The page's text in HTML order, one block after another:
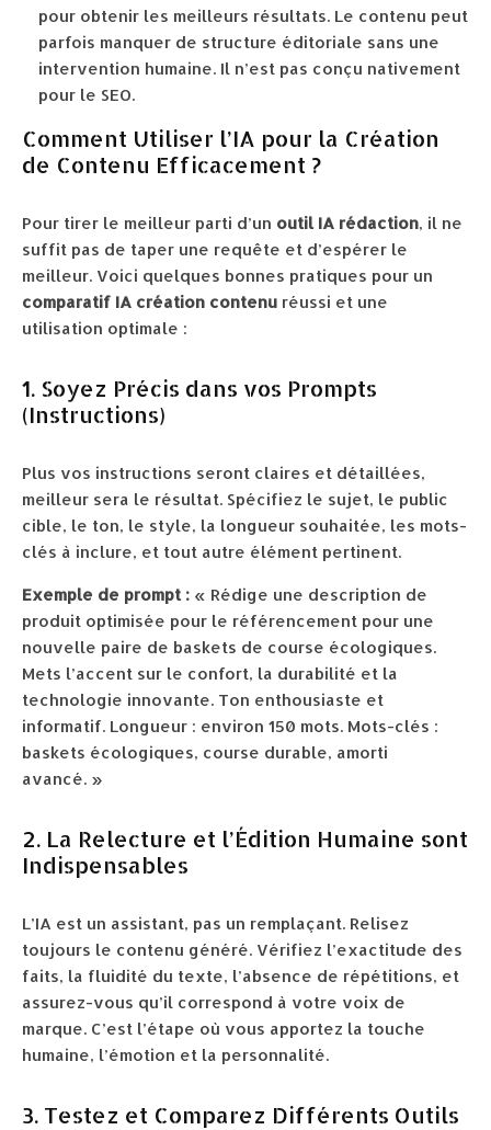
pour obtenir les meilleurs résultats. Le contenu peut
parfois manquer de structure éditoriale sans une
intervention humaine. Il n’est pas conçu nativement
pour le SEO.
Comment Utiliser l’IA pour la Création
de Contenu Efficacement ?
Pour tirer le meilleur parti d’un outil IA rédaction, il ne
suffit pas de taper une requête et d’espérer le
meilleur. Voici quelques bonnes pratiques pour un
comparatif IA création contenu réussi et une
utilisation optimale :
1. Soyez Précis dans vos Prompts
(Instructions)
Plus vos instructions seront claires et détaillées,
meilleur sera le résultat. Spécifiez le sujet, le public
cible, le ton, le style, la longueur souhaitée, les mots-
clés à inclure, et tout autre élément pertinent.
Exemple de prompt : « Rédige une description de
produit optimisée pour le référencement pour une
nouvelle paire de baskets de course écologiques.
Mets l’accent sur le confort, la durabilité et la
technologie innovante. Ton enthousiaste et
informatif. Longueur : environ 150 mots. Mots-clés :
baskets écologiques, course durable, amorti
avancé. »
2. La Relecture et l’Édition Humaine sont
Indispensables
L’IA est un assistant, pas un remplaçant. Relisez
toujours le contenu généré. Vérifiez l’exactitude des
faits, la fluidité du texte, l’absence de répétitions, et
assurez-vous qu’il correspond à votre voix de
marque. C’est l’étape où vous apportez la touche
humaine, l’émotion et la personnalité.
3. Testez et Comparez Différents Outils